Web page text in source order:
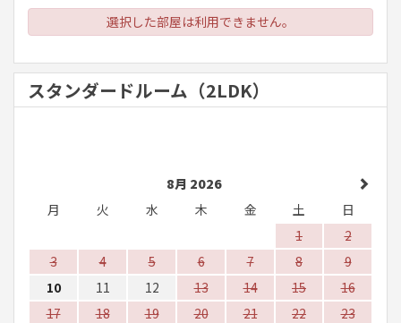
選択した部屋は利用できません。
スタンダードルーム（2LDK）
8月 2026
月
火 水 木 金 土
日
1
2
3
4 5 6 7 8
9
10
11 12 13 14 15
16
17
18 19 20 21 22 23